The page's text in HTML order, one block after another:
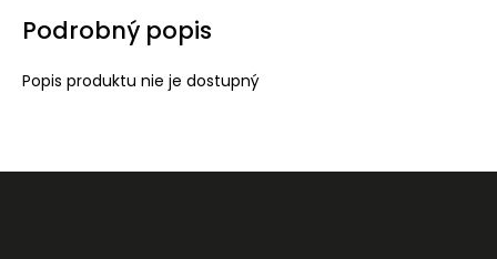
Podrobný popis
Popis produktu nie je dostupný